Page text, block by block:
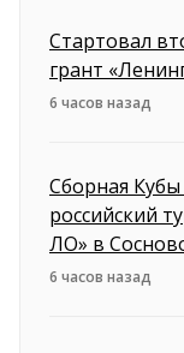
Стартовал
грант
6 часов назад
Сборная
российский
ЛО» в
6 часов назад